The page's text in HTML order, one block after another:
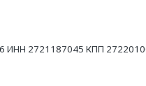
2721187045 КПП